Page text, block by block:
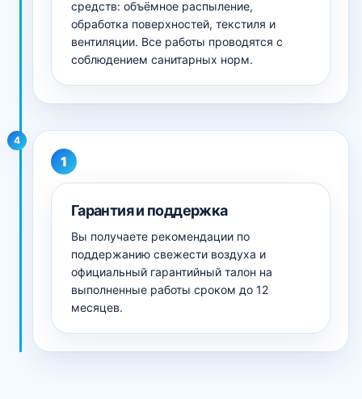
средств: объёмное распыление,
обработка поверхностей, текстиля и
вентиляции. Все работы проводятся с
соблюдением санитарных норм.
4
Гарантия и поддержка
Вы получаете рекомендации по
поддержанию свежести воздуха и
официальный гарантийный талон на
выполненные работы сроком до 12
месяцев.